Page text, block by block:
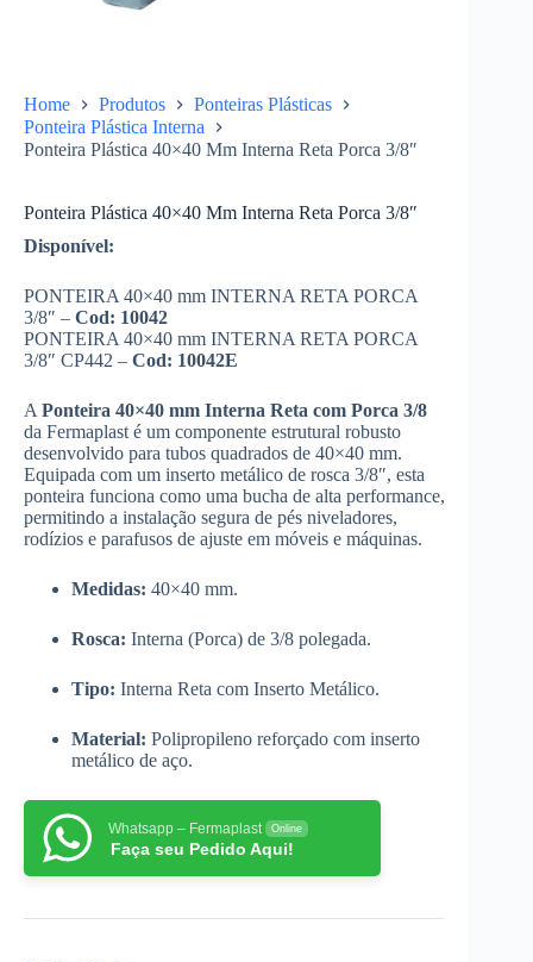
Home Produtos
Ponteiras Plásticas
Ponteira Plástica Interna
Ponteira Plástica 40×40 Mm Interna Reta Porca 3/8″
Ponteira Plástica 40×40 Mm Interna Reta Porca 3/8″
Disponível:
PONTEIRA 40×40 mm INTERNA RETA PORCA
3/8″ – Cod: 10042
PONTEIRA 40×40 mm INTERNA RETA PORCA
3/8″ CP442 – Cod: 10042E
A Ponteira 40×40 mm Interna Reta com Porca 3/8
da Fermaplast é um componente estrutural robusto
desenvolvido para tubos quadrados de 40×40 mm.
Equipada com um inserto metálico de rosca 3/8″, esta
ponteira funciona como uma bucha de alta performance,
permitindo a instalação segura de pés niveladores,
rodízios e parafusos de ajuste em móveis e máquinas.
Medidas: 40×40 mm.
Rosca: Interna (Porca) de 3/8 polegada.
Tipo: Interna Reta com Inserto Metálico.
Material: Polipropileno reforçado com inserto
metálico de aço.
Whatsapp – Fermaplast Online
Faça seu Pedido Aqui!